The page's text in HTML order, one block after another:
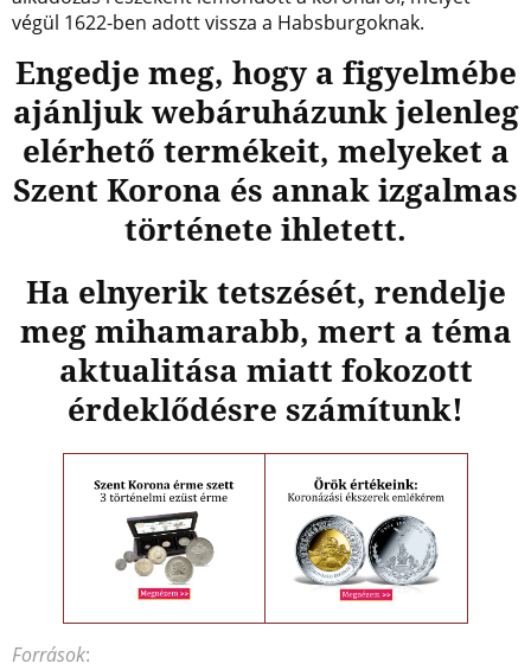
végül 1622-ben adott vissza a Habsburgoknak.
Engedje meg, hogy a figyelmébe
ajánljuk webáruházunk jelenleg
elérhető termékeit, melyeket a
Szent Korona és annak izgalmas
története ihletett.
Ha elnyerik tetszését, rendelje
meg mihamarabb, mert a téma
aktualitása miatt fokozott
érdeklődésre számítunk!
Források: